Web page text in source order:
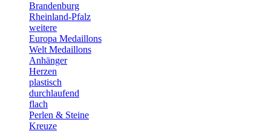
Brandenburg
Rheinland-Pfalz
weitere
Europa Medaillons
Welt Medaillons
Anhänger
Herzen
plastisch
durchlaufend
flach
Perlen & Steine
Kreuze